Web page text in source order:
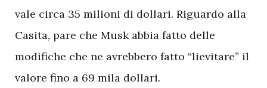
vale circa 35 milioni di dollari. Riguardo alla
Casita, pare che Musk abbia fatto delle
modifiche che ne avrebbero fatto “lievitare” il
valore fino a 69 mila dollari.